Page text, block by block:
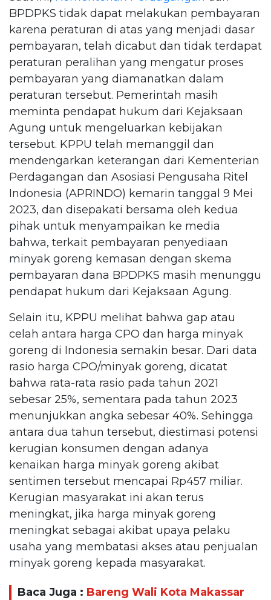
BPDPKS tidak dapat melakukan pembayaran
karena peraturan di atas yang menjadi dasar
pembayaran, telah dicabut dan tidak terdapat
peraturan peralihan yang mengatur proses
pembayaran yang diamanatkan dalam
peraturan tersebut. Pemerintah masih
meminta pendapat hukum dari Kejaksaan
Agung untuk mengeluarkan kebijakan
tersebut. KPPU telah memanggil dan
mendengarkan keterangan dari Kementerian
Perdagangan dan Asosiasi Pengusaha Ritel
Indonesia (APRINDO) kemarin tanggal 9 Mei
2023, dan disepakati bersama oleh kedua
pihak untuk menyampaikan ke media
bahwa, terkait pembayaran penyediaan
minyak goreng kemasan dengan skema
pembayaran dana BPDPKS masih menunggu
pendapat hukum dari Kejaksaan Agung.
Selain itu, KPPU melihat bahwa gap atau
celah antara harga CPO dan harga minyak
goreng di Indonesia semakin besar. Dari data
rasio harga CPO/minyak goreng, dicatat
bahwa rata-rata rasio pada tahun 2021
sebesar 25%, sementara pada tahun 2023
menunjukkan angka sebesar 40%. Sehingga
antara dua tahun tersebut, diestimasi potensi
kerugian konsumen dengan adanya
kenaikan harga minyak goreng akibat
sentimen tersebut mencapai Rp457 miliar.
Kerugian masyarakat ini akan terus
meningkat, jika harga minyak goreng
meningkat sebagai akibat upaya pelaku
usaha yang membatasi akses atau penjualan
minyak goreng kepada masyarakat.
Baca Juga : Bareng Wali Kota Makassar